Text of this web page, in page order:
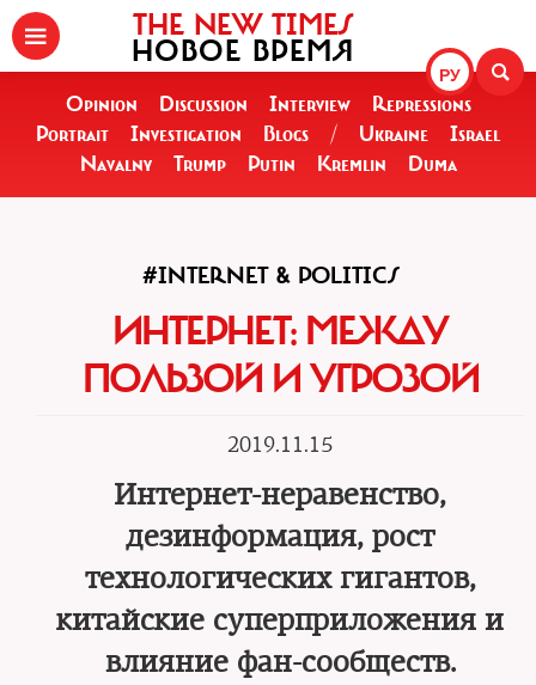
РУ
THE NEW TIMES
НОВОЕ ВРЕМЯ
Opinion Discussion Interview
Repressions
Portrait
Investigation Blogs / Ukraine
Israel
Navalny
Trump Putin Kremlin Duma
#INTERNET & POLITICS
ИНТЕРНЕТ: МЕЖДУ
ПОЛЬЗОЙ И УГРОЗОЙ
2019.11.15
Интернет-неравенство,
дезинформация, рост
технологических гигантов,
китайские суперприложения и
влияние фан-сообществ.